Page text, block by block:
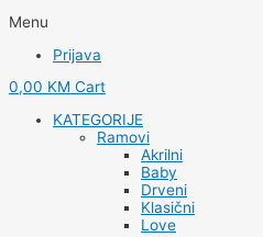
Menu
Prijava
0,00 KM Cart
KATEGORIJE
Ramovi
Akrilni
Baby
Drveni
Klasični
Love